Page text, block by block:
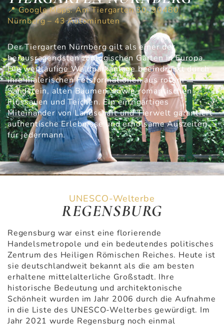
📍 Google Maps: Am Tiergarten 30, 90480
Nürnberg – 43 Autominuten
Der Tiergarten Nürnberg gilt als einer der
herausragendsten zoologischen Gärten in Europa.
Die weitläufige Waldparkanlage beeindruckt durch
ihre malerischen Felsformationen aus rotem
Sandstein, alten Bäumen, sowie romantischen
Flussauen und Teichen. Ein einzigartiges
Miteinander von Landschaft und Tierwelt garantiert
authentische Erlebnisse und erholsame Auszeiten
für jedermann.
UNESCO-Welterbe
REGENSBURG
Regensburg war einst eine florierende
Handelsmetropole und ein bedeutendes politisches
Zentrum des Heiligen Römischen Reiches. Heute ist
sie deutschlandweit bekannt als die am besten
erhaltene mittelalterliche Großstadt. Ihre
historische Bedeutung und architektonische
Schönheit wurden im Jahr 2006 durch die Aufnahme
in die Liste des UNESCO-Welterbes gewürdigt. Im
Jahr 2021 wurde Regensburg noch einmal